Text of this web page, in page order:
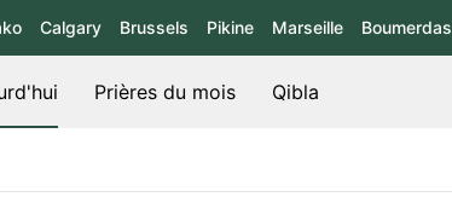
Calgary Brussels Pikine Marseille Boumerdas
Prières du mois Qibla